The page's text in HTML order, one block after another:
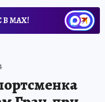
В МАХ!